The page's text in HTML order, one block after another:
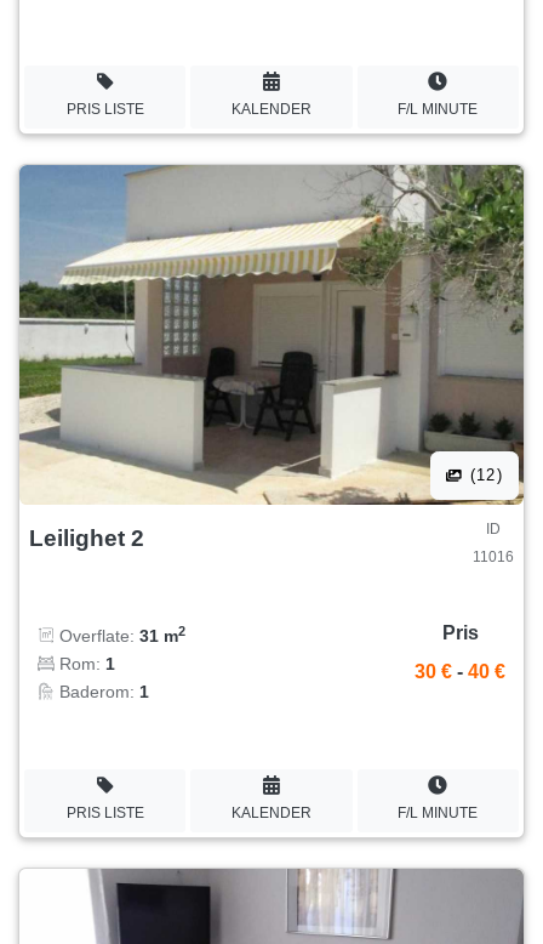
PRIS LISTE KALENDER F/L MINUTE
(12)
Leilighet 2
ID
11016
Overflate: 31 m2
Rom: 1
Baderom: 1
Pris
30 € - 40 €
PRIS LISTE KALENDER F/L MINUTE